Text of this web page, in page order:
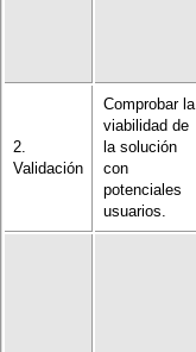
2.
Validación
Comprobar la
viabilidad de
la solución
con
potenciales
usuarios.